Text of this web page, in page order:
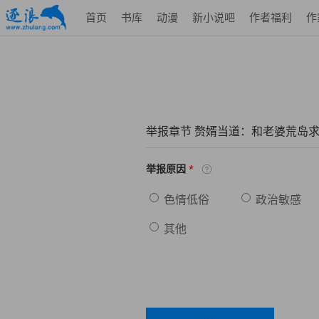
首页 书库 动漫 新小说吧 作者福利 作
举报章节 赘婿当道：和老婆荒
举报原因 *
色情低俗 政治敏感
其他